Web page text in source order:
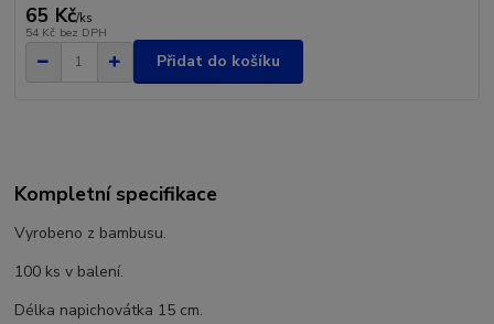
65 Kč/ks
54 Kč bez DPH
Přidat do košíku
Kompletní specifikace
Vyrobeno z bambusu.
100 ks v balení.
Délka napichovátka 15 cm.